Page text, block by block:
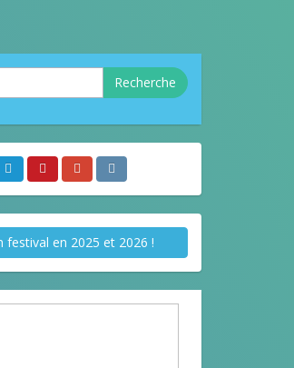
Recherche
festival en 2025 et 2026 !